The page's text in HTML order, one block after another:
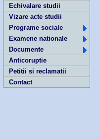
Echivalare studii
Vizare acte studii
Programe sociale
Examene nationale
Documente
Anticoruptie
Petitii si reclamatii
Contact